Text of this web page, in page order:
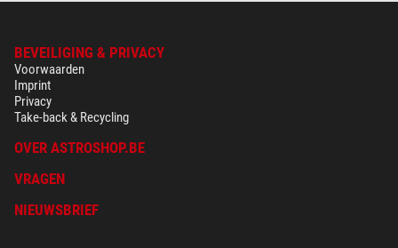
BEVEILIGING & PRIVACY
Voorwaarden
Imprint
Privacy
Take-back & Recycling
OVER ASTROSHOP.BE
VRAGEN
NIEUWSBRIEF